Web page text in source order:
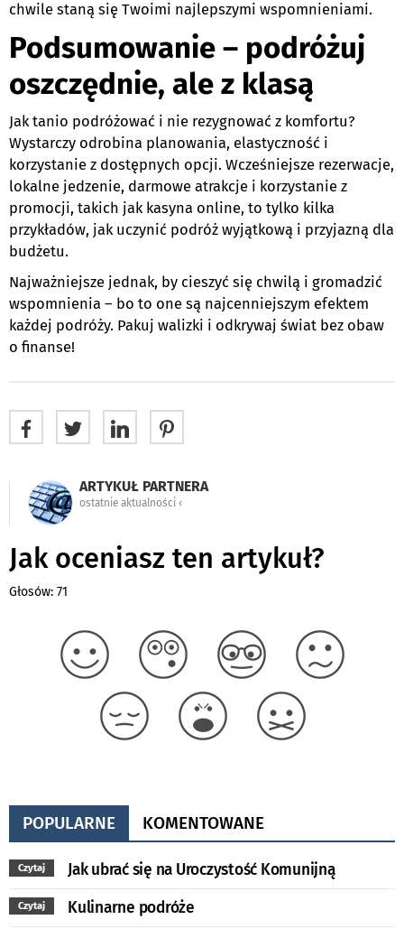
chwile staną się Twoimi najlepszymi wspomnieniami.
Podsumowanie – podróżuj
oszczędnie, ale z klasą
Jak tanio podróżować i nie rezygnować z komfortu?
Wystarczy odrobina planowania, elastyczność i
korzystanie z dostępnych opcji. Wcześniejsze rezerwacje,
lokalne jedzenie, darmowe atrakcje i korzystanie z
promocji, takich jak kasyna online, to tylko kilka
przykładów, jak uczynić podróż wyjątkową i przyjazną dla
budżetu.
Najważniejsze jednak, by cieszyć się chwilą i gromadzić
wspomnienia – bo to one są najcenniejszym efektem
każdej podróży. Pakuj walizki i odkrywaj świat bez obaw
o finanse!
ARTYKUŁ PARTNERA
ostatnie aktualności ‹
Jak oceniasz ten artykuł?
Głosów: 71
POPULARNE KOMENTOWANE
Czytaj Jak ubrać się na Uroczystość Komunijną
Czytaj Kulinarne podróże